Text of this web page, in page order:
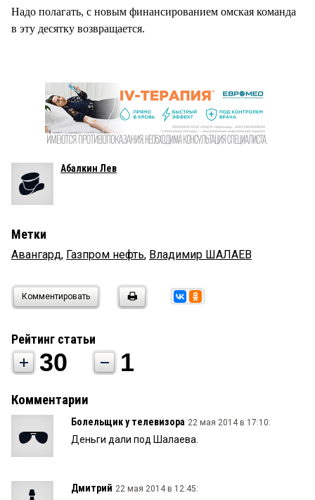
Надо полагать, с новым финансированием омская команда
в эту десятку возвращается.
Абалкин Лев
Метки
Авангард, Газпром нефть, Владимир ШАЛАЕВ
Комментировать
Рейтинг статьи
30 1
Комментарии
Болельщик у телевизора 22 мая 2014 в 17:10:
Деньги дали под Шалаева.
Дмитрий 22 мая 2014 в 12:45: